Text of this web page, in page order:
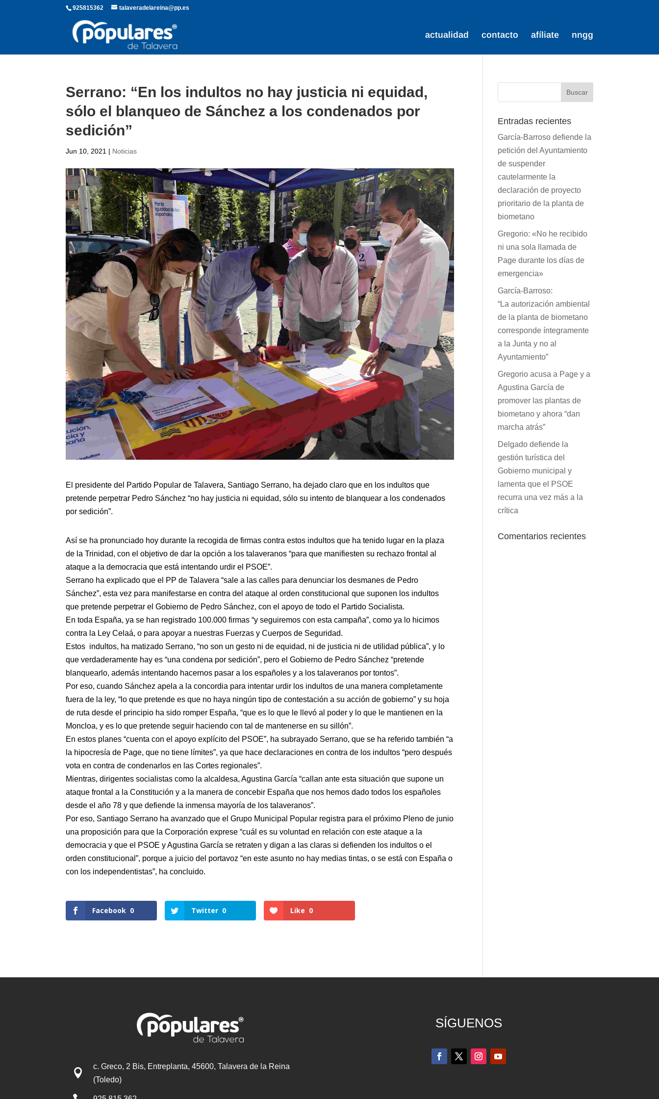
925815362 talaveradelareina@pp.es
actualidad contacto afíliate nngg
Serrano: “En los indultos no hay justicia ni equidad,
sólo el blanqueo de Sánchez a los condenados por
sedición”
Jun 10, 2021 | Noticias
El presidente del Partido Popular de Talavera, Santiago Serrano, ha dejado claro que en los indultos que
pretende perpetrar Pedro Sánchez “no hay justicia ni equidad, sólo su intento de blanquear a los condenados
por sedición”.
Así se ha pronunciado hoy durante la recogida de firmas contra estos indultos que ha tenido lugar en la plaza
de la Trinidad, con el objetivo de dar la opción a los talaveranos “para que manifiesten su rechazo frontal al
ataque a la democracia que está intentando urdir el PSOE”.
Serrano ha explicado que el PP de Talavera “sale a las calles para denunciar los desmanes de Pedro
Sánchez”, esta vez para manifestarse en contra del ataque al orden constitucional que suponen los indultos
que pretende perpetrar el Gobierno de Pedro Sánchez, con el apoyo de todo el Partido Socialista.
En toda España, ya se han registrado 100.000 firmas “y seguiremos con esta campaña”, como ya lo hicimos
contra la Ley Celaá, o para apoyar a nuestras Fuerzas y Cuerpos de Seguridad.
Estos indultos, ha matizado Serrano, “no son un gesto ni de equidad, ni de justicia ni de utilidad pública”, y lo
que verdaderamente hay es “una condena por sedición”, pero el Gobierno de Pedro Sánchez “pretende
blanquearlo, además intentando hacernos pasar a los españoles y a los talaveranos por tontos”.
Por eso, cuando Sánchez apela a la concordia para intentar urdir los indultos de una manera completamente
fuera de la ley, “lo que pretende es que no haya ningún tipo de contestación a su acción de gobierno” y su hoja
de ruta desde el principio ha sido romper España, “que es lo que le llevó al poder y lo que le mantienen en la
Moncloa, y es lo que pretende seguir haciendo con tal de mantenerse en su sillón”.
En estos planes “cuenta con el apoyo explícito del PSOE”, ha subrayado Serrano, que se ha referido también “a
la hipocresía de Page, que no tiene límites”, ya que hace declaraciones en contra de los indultos “pero después
vota en contra de condenarlos en las Cortes regionales”.
Mientras, dirigentes socialistas como la alcaldesa, Agustina García “callan ante esta situación que supone un
ataque frontal a la Constitución y a la manera de concebir España que nos hemos dado todos los españoles
desde el año 78 y que defiende la inmensa mayoría de los talaveranos”.
Por eso, Santiago Serrano ha avanzado que el Grupo Municipal Popular registra para el próximo Pleno de junio
una proposición para que la Corporación exprese “cuál es su voluntad en relación con este ataque a la
democracia y que el PSOE y Agustina García se retraten y digan a las claras si defienden los indultos o el
orden constitucional”, porque a juicio del portavoz “en este asunto no hay medias tintas, o se está con España o
con los independentistas”, ha concluido.
Facebook 0 Twitter 0 Like 0
Entradas recientes
García-Barroso defiende la
petición del Ayuntamiento
de suspender
cautelarmente la
declaración de proyecto
prioritario de la planta de
biometano
Gregorio: «No he recibido
ni una sola llamada de
Page durante los días de
emergencia»
García-Barroso:
“La autorización ambiental
de la planta de biometano
corresponde íntegramente
a la Junta y no al
Ayuntamiento”
Gregorio acusa a Page y a
Agustina García de
promover las plantas de
biometano y ahora “dan
marcha atrás”
Delgado defiende la
gestión turística del
Gobierno municipal y
lamenta que el PSOE
recurra una vez más a la
crítica
Comentarios recientes

c. Greco, 2 Bis, Entreplanta, 45600, Talavera de la Reina
(Toledo)
SÍGUENOS